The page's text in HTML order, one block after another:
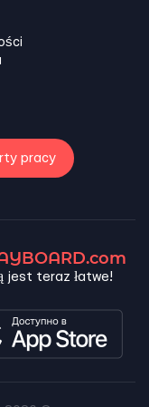
pracy
jest teraz łatwe!